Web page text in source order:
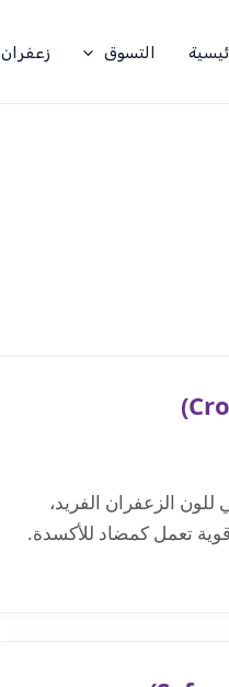
التسوق زعفران
الزعفران الفريد،
تعمل كمضاد للأكسدة.